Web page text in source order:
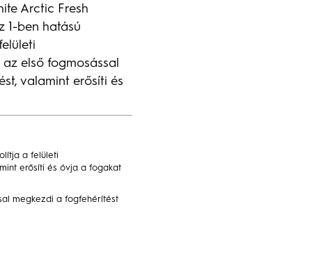
Arctic Fresh
1-ben hatású
első fogmosással
valamint erősíti és
a felületi
erősíti és óvja a fogakat
megkezdi a fogfehérítést